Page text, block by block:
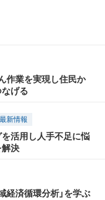
作業を実現し住民か
げる
新情報
活用し人手不足に悩
決
経済循環分析」を学ぶ